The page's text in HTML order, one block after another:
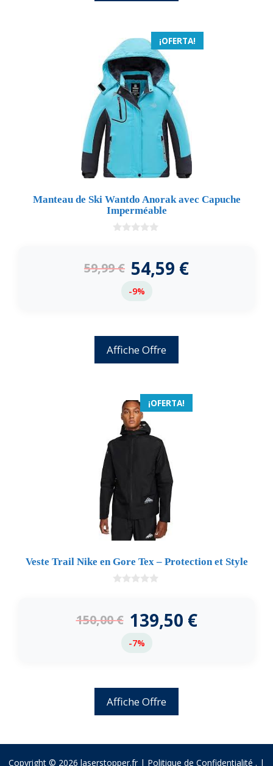
¡OFERTA!
Manteau de Ski Wantdo Anorak avec Capuche
Imperméable
5
59,99€ 54,59 €
-9%
Affiche Offre
¡OFERTA!
Veste Trail Nike en Gore Tex – Protection et Style
5
150,00€ 139,50 €
-7%
Affiche Offre
Copyright © 2026 laserstopper.fr | Politique de Confidentialité . |